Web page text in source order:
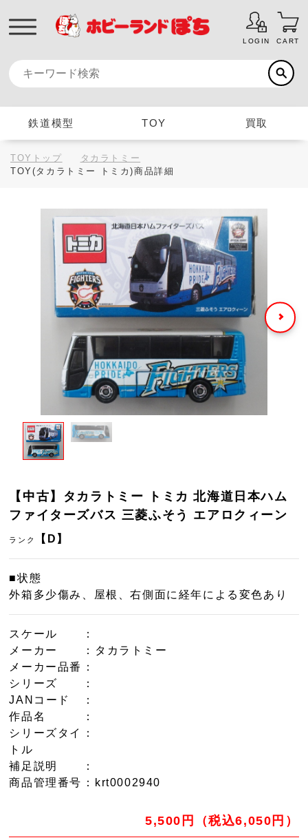
LOGIN CART
鉄道模型 TOY 買取
TOYトップ
タカラトミー
TOY(タカラトミー トミカ)商品詳細
【中古】タカラトミー トミカ 北海道日本ハム
ファイターズバス 三菱ふそう エアロクィーン
ランク 【D】
■状態
外箱多少傷み、屋根、右側面に経年による変色あり
スケール
：
メーカー
：タカラトミー
メーカー品番
：
シリーズ
：
JANコード
：
作品名
：
シリーズタイ
トル
：
補足説明
：
商品管理番号 ：krt0002940
5,500円（税込6,050円）